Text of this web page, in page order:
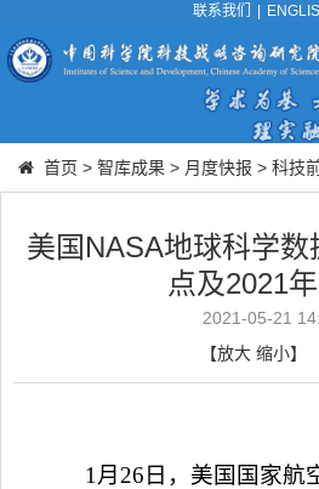
联系我们
首页 > 智库成果 > 月度快报 > 科技
美国NASA地球科学数
点及2021
2021-05-21
【放大 缩小】
1 月 26 日，美国国家航